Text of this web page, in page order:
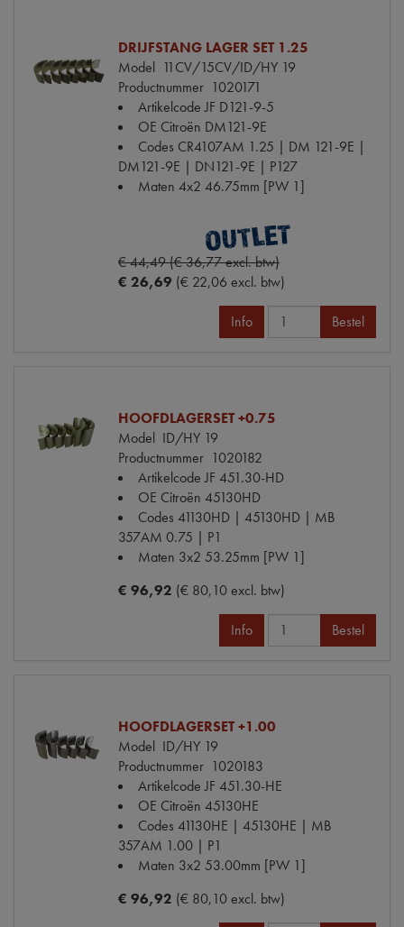
DRIJFSTANG LAGER SET 1.25
Model 11CV/15CV/ID/HY 19
Productnummer 1020171
Artikelcode JF D121-9-5
OE Citroën DM121-9E
Codes CR4107AM 1.25 | DM 121-9E |
DM121-9E | DN121-9E | P127
Maten 4x2 46.75mm [PW 1]
€ 44,49 (€ 36,77 excl. btw)
€ 26,69 (€ 22,06 excl. btw)
Info Bestel
HOOFDLAGERSET +0.75
Model ID/HY 19
Productnummer 1020182
Artikelcode JF451.30-HD
OE Citroën 45130HD
Codes 41130HD | 45130HD | MB
357AM 0.75 | P1
Maten 3x2 53.25mm [PW 1]
€ 96,92 (€ 80,10 excl. btw)
Info Bestel
HOOFDLAGERSET +1.00
Model ID/HY 19
Productnummer 1020183
Artikelcode JF451.30-HE
OE Citroën 45130HE
Codes 41130HE | 45130HE | MB
357AM 1.00 | P1
Maten 3x2 53.00mm [PW 1]
€ 96,92 (€ 80,10 excl. btw)